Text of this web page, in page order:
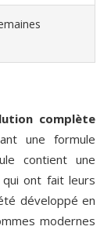
complète
une formule
contient une
qui ont fait leurs
développé en
modernes